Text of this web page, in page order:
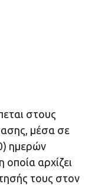
στους
μέσα σε
ημερών
αρχίζει
τους στον